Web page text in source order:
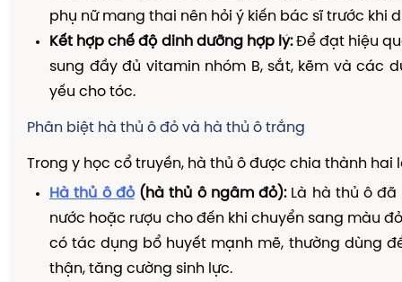
phụ nữ mang thai nên hỏi ý kiến bác sĩ trước khi
Kết hợp chế độ dinh dưỡng hợp lý:Để đạt hiệu
sung đầy đủ vitamin nhóm B, sắt, kẽm và các
yếu cho tóc.
Phân biệt hà thủ ô đỏ và hà thủ ô trắng
Trong y học cổ truyền, hà thủ ô được chia thành hai
Hà thủ ô đỏ(hà thủ ô ngâm đỏ):Là hà thủ ô đã
nước hoặc rượu cho đến khi chuyển sang màu
có tác dụng bổ huyết mạnh mẽ, thường dùng
thận, tăng cường sinh lực.